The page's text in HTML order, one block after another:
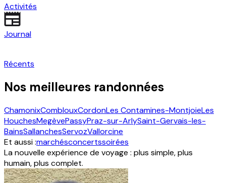
Activités
Journal
Récents
Nos meilleures randonnées
ChamonixComblouxCordonLes Contamines-MontjoieLes
HouchesMegèvePassyPraz-sur-ArlySaint-Gervais-les-
BainsSallanchesServozVallorcine
Et aussi :marchésconcertssoirées
La nouvelle expérience de voyage : plus simple, plus
humain, plus complet.